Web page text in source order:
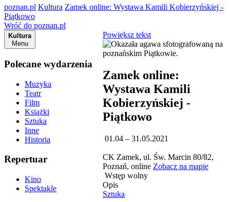
poznan.pl Kultura Zamek online: Wystawa Kamili Kobierzyńskiej -
Piątkowo
Wróć do poznan.pl
Kultura
Menu
Polecane wydarzenia
Muzyka
Teatr
Film
Książki
Sztuka
Inne
Historia
Repertuar
Kino
Spektakle
Powiększ tekst
Zamek online:
Wystawa Kamili
Kobierzyńskiej -
Piątkowo
01.04 – 31.05.2021
CK Zamek, ul. Św. Marcin 80/82,
Poznań, online Zobacz na mapie
Wstęp wolny
Opis
Sztuka